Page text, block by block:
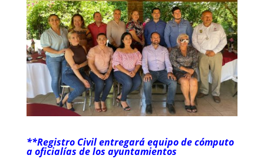
**Registro Civil entregará equipo de cómputo
a oficialías de los ayuntamientos